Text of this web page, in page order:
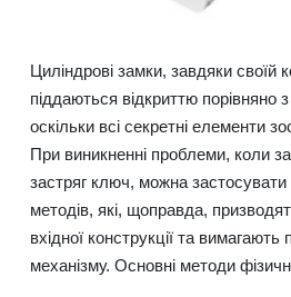
Циліндрові замки, завдяки своїй
піддаються відкриттю порівняно
оскільки всі секретні елементи
При виникненні проблеми, коли
застряг ключ, можна застосувати
методів, які, щоправда,
вхідної конструкції та
механізму. Основні методи